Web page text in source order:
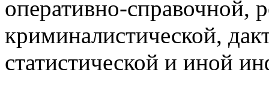
оперативно-справочной,
криминалистической,
статистической и иной